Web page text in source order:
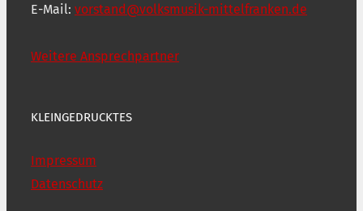
E-Mail: vorstand@volksmusik-mittelfranken.de
Weitere Ansprechpartner
KLEINGEDRUCKTES
Impressum
Datenschutz